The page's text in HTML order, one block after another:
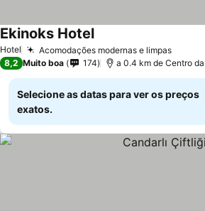
Hotel Acomodações modernas e limpas
Ekinoks Hotel
8,2 Muito boa 174 a 0.4 km de Centro
Selecione as datas para ver os preços
exatos.